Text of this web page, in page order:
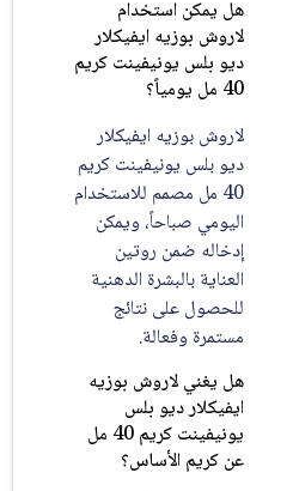
هل يمكن استخدام
لاروش بوزيه ايفيكلار
ديو بلس يونيفينت كريم
لاروش بوزيه ايفيكلار
ديو بلس يونيفينت كريم
40 مل مصمم للاستخدام
اليومي صباحاً، ويمكن
إدخاله ضمن روتين
العناية بالبشرة الدهنية
للحصول على نتائج
مستمرة وفعالة.
هل يغني لاروش بوزيه
ايفيكلار ديو بلس
يونيفينت كريم 40 مل
عن كريم الأساس؟